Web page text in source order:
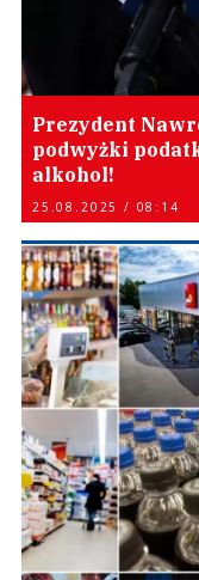
Prezydent
podwyżki
alkohol!
25.08.2025 / 08:14